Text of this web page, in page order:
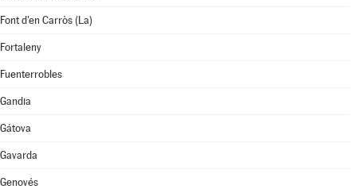
Font d'en Carròs (La)
Fortaleny
Fuenterrobles
Gandia
Gátova
Gavarda
Genovés